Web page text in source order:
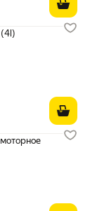
вместо
₽ вместо